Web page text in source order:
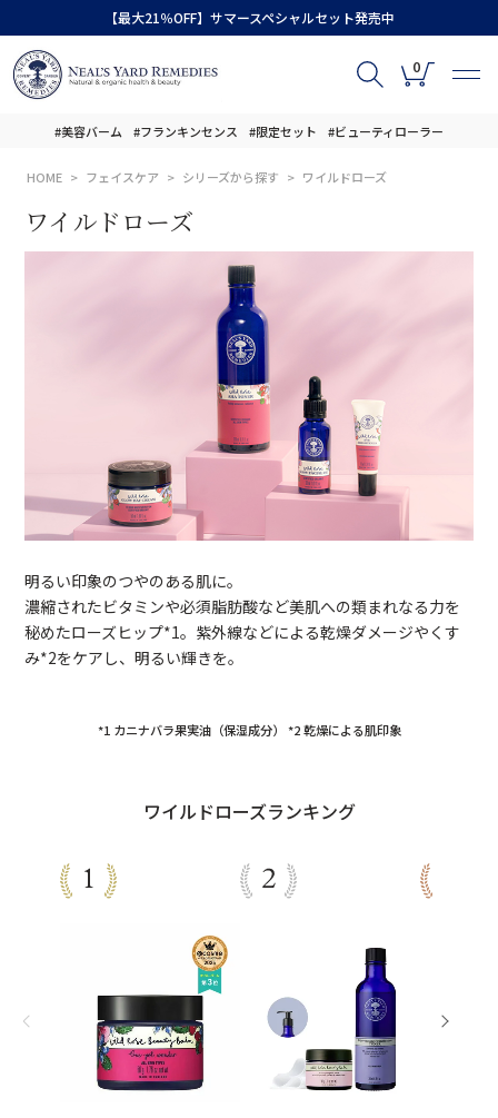
【最大21％OFF】サマースペシャルセット発売中
0
#美容バーム #フランキンセンス #限定セット #ビューティローラー
HOME フェイスケア シリーズから探す ワイルドローズ
ワイルドローズ
明るい印象のつやのある肌に。
濃縮されたビタミンや必須脂肪酸など美肌への類まれなる力を
秘めたローズヒップ*1。紫外線などによる乾燥ダメージやくす
み*2をケアし、明るい輝きを。
*1 カニナバラ果実油（保湿成分） *2 乾燥による肌印象
ワイルドローズランキング